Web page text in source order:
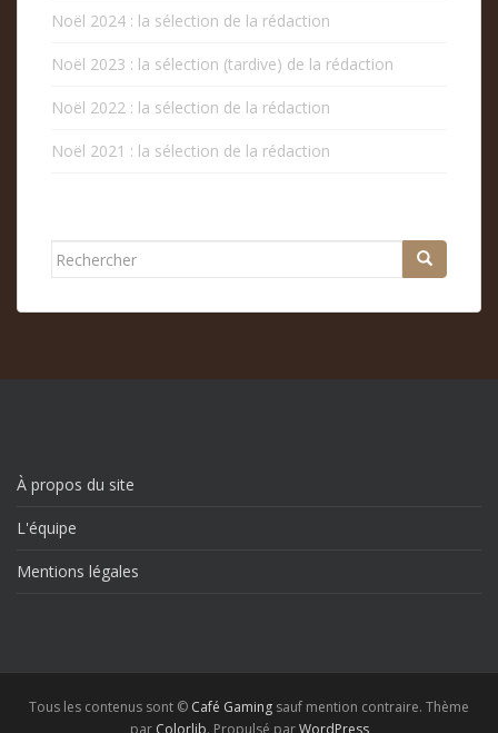
Noël 2024 : la sélection de la rédaction
Noël 2023 : la sélection (tardive) de la rédaction
Noël 2022 : la sélection de la rédaction
Noël 2021 : la sélection de la rédaction
Rechercher...
À propos du site
L'équipe
Mentions légales
Tous les contenus sont © Café Gaming sauf mention contraire. Thème